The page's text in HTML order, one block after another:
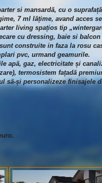
si mansardă, cu o
7 ml lățime, avand acces
living spațios tip
cu dressing, baie si
construite in faza la rosu
pvc, urmand geamurile.
apă, gaz, electricitate și
termosistem fațadă
să-și personalizeze finisajele